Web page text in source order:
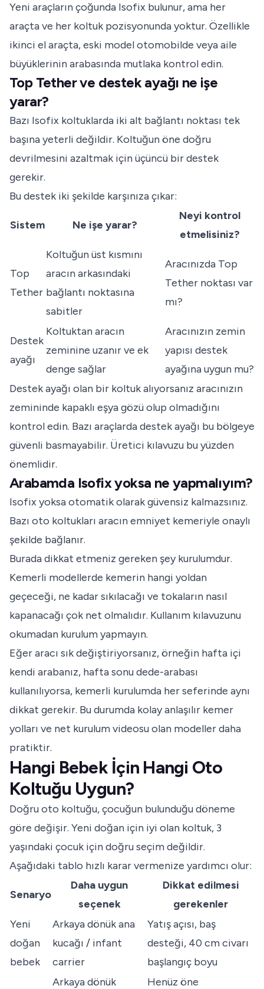
Yeni araçların çoğunda Isofix bulunur, ama her
araçta ve her koltuk pozisyonunda yoktur. Özellikle
ikinci el araçta, eski model otomobilde veya aile
büyüklerinin arabasında mutlaka kontrol edin.
Top Tether ve destek ayağı ne işe
yarar?
Bazı Isofix koltuklarda iki alt bağlantı noktası tek
başına yeterli değildir. Koltuğun öne doğru
devrilmesini azaltmak için üçüncü bir destek
gerekir.
Bu destek iki şekilde karşınıza çıkar:
Sistem Ne işe yarar?
Neyi kontrol
etmelisiniz?
Top
Tether
Koltuğun üst kısmını
aracın arkasındaki
bağlantı noktasına
sabitler
Aracınızda Top
Tether noktası var
mı?
Destek
ayağı
Koltuktan aracın
zeminine uzanır ve ek
denge sağlar
Aracınızın zemin
yapısı destek
ayağına uygun mu?
Destek ayağı olan bir koltuk alıyorsanız aracınızın
zemininde kapaklı eşya gözü olup olmadığını
kontrol edin. Bazı araçlarda destek ayağı bu bölgeye
güvenli basmayabilir. Üretici kılavuzu bu yüzden
önemlidir.
Arabamda Isofix yoksa ne yapmalıyım?
Isofix yoksa otomatik olarak güvensiz kalmazsınız.
Bazı oto koltukları aracın emniyet kemeriyle onaylı
şekilde bağlanır.
Burada dikkat etmeniz gereken şey kurulumdur.
Kemerli modellerde kemerin hangi yoldan
geçeceği, ne kadar sıkılacağı ve tokaların nasıl
kapanacağı çok net olmalıdır. Kullanım kılavuzunu
okumadan kurulum yapmayın.
Eğer aracı sık değiştiriyorsanız, örneğin hafta içi
kendi arabanız, hafta sonu dede-arabası
kullanılıyorsa, kemerli kurulumda her seferinde aynı
dikkat gerekir. Bu durumda kolay anlaşılır kemer
yolları ve net kurulum videosu olan modeller daha
pratiktir.
Hangi Bebek İçin Hangi Oto
Koltuğu Uygun?
Doğru oto koltuğu, çocuğun bulunduğu döneme
göre değişir. Yeni doğan için iyi olan koltuk, 3
yaşındaki çocuk için doğru seçim değildir.
Aşağıdaki tablo hızlı karar vermenize yardımcı olur:
Senaryo
Daha uygun
seçenek
Dikkat edilmesi
gerekenler
Yeni
doğan
bebek
Arkaya dönük ana
kucağı / infant
carrier
Yatış açısı, baş
desteği, 40 cm civarı
başlangıç boyu
Arkaya dönük
Henüz öne